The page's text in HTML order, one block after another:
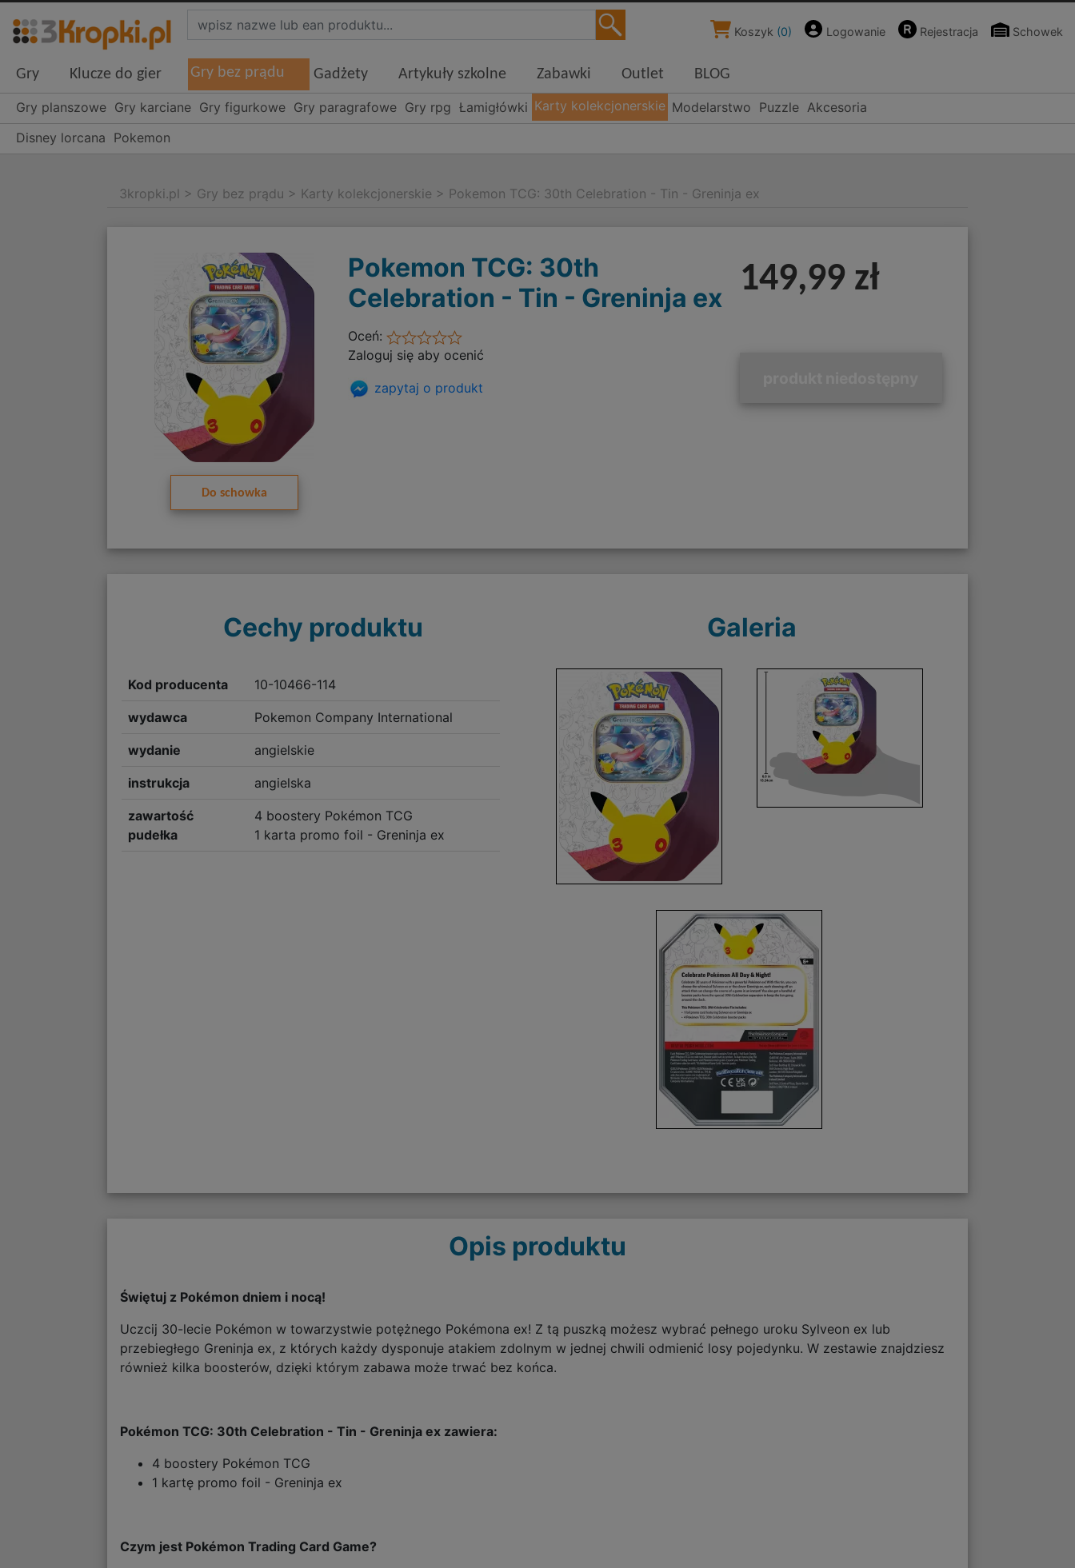
Koszyk (0) Logowanie Rejestracja Schowek
Gry Klucze do gier Gry bez prądu Gadżety Artykuły szkolne Zabawki Outlet BLOG
Gry planszowe Gry karciane Gry figurkowe Gry paragrafowe Gry rpg Łamigłówki Karty kolekcjonerskie Modelarstwo Puzzle Akcesoria
Disney lorcana Pokemon
3kropki.pl > Gry bez prądu > Karty kolekcjonerskie > Pokemon TCG: 30th Celebration - Tin - Greninja ex
Do schowka
Pokemon TCG: 30th
Celebration - Tin - Greninja ex
Oceń:
Zaloguj się aby ocenić
zapytaj o produkt
149,99 zł
Cechy produktu
Kod producenta 10-10466-114
wydawca Pokemon Company International
wydanie angielskie
instrukcja angielska
zawartość
pudełka
4 boostery Pokémon TCG
1 karta promo foil - Greninja ex
Galeria
Opis produktu
Świętuj z Pokémon dniem i nocą!
Uczcij 30-lecie Pokémon w towarzystwie potężnego Pokémona ex! Z tą puszką możesz wybrać pełnego uroku Sylveon ex lub
przebiegłego Greninja ex, z których każdy dysponuje atakiem zdolnym w jednej chwili odmienić losy pojedynku. W zestawie znajdziesz
również kilka boosterów, dzięki którym zabawa może trwać bez końca.
Pokémon TCG: 30th Celebration - Tin - Greninja ex zawiera:
4 boostery Pokémon TCG
1 kartę promo foil - Greninja ex
Czym jest Pokémon Trading Card Game?